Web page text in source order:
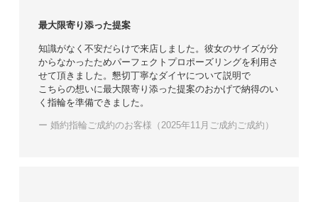
最大限寄り添った提案
知識がなく不安だらけで来店しました。彼女のサイズが分
からなかったためパーフェクトプロポーズリングを利用さ
せて頂きました。懇切丁寧なダイヤについて説明で
こちらの想いに最大限寄り添った提案のおかげで納得のい
く指輪を準備できました。
ー 婚約指輪ご成約のお客様（2025年11月ご成約ご成約）